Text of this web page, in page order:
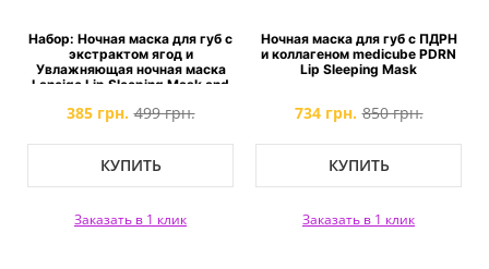
Набор: Ночная маска для губ с
экстрактом ягод и
Увлажняющая ночная маска
Laneige Lip Sleeping Mask and
385 грн. 499 грн.
КУПИТЬ
Заказать в 1 клик
Ночная маска для губ с ПДРН
и коллагеном medicube PDRN
Lip Sleeping Mask
734 грн. 850 грн.
КУПИТЬ
Заказать в 1 клик